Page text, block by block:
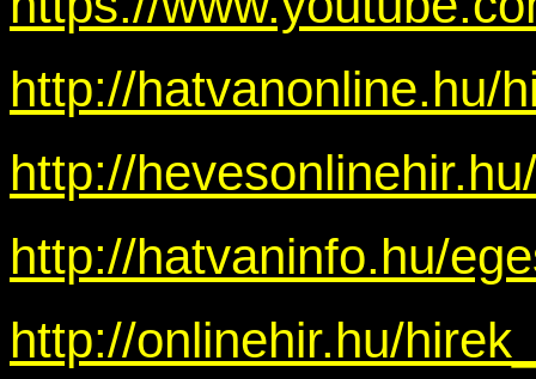
http://hatvanonline.hu/
http://
http://hatvaninfo.hu/
http://onlinehir.hu/